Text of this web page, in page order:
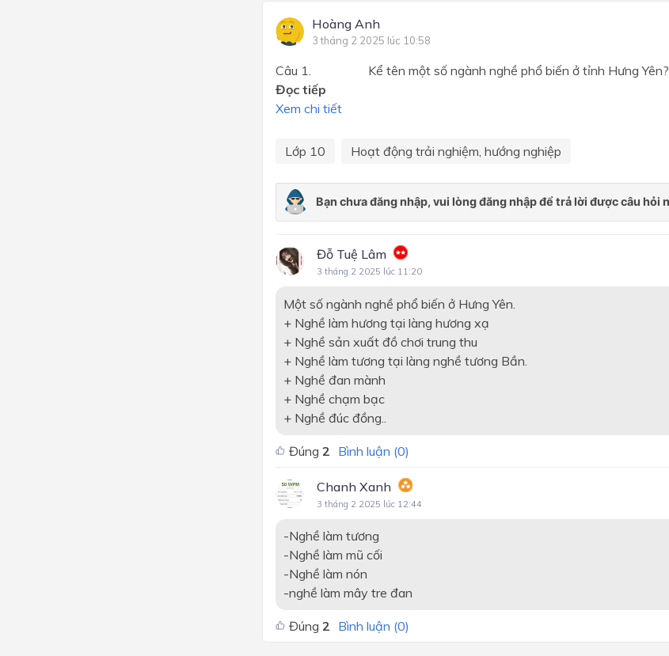
Hoàng Anh
3 tháng 2 2025 lúc 10:58
Câu 1. Kể tên một số ngành nghề phổ biến ở tỉnh Hưng Yên?
Đọc tiếp
Xem chi tiết
Lớp 10 Hoạt động trải nghiệm, hướng nghiệp
Đỗ Tuệ Lâm
3 tháng 2 2025 lúc 11:20
Một số ngành nghề phổ biến ở Hưng Yên.
+ Nghề làm hương tại làng hương xạ
+ Nghề sản xuất đồ chơi trung thu
+ Nghề làm tương tại làng nghề tương Bần.
+ Nghề đan mành
+ Nghề chạm bạc
+ Nghề đúc đồng..
Đúng2 Bình luận (0)
Chanh Xanh
3 tháng 2 2025 lúc 12:44
-Nghề làm tương
-Nghề làm mũ cối
-Nghề làm nón
-nghề làm mây tre đan
Đúng2 Bình luận (0)